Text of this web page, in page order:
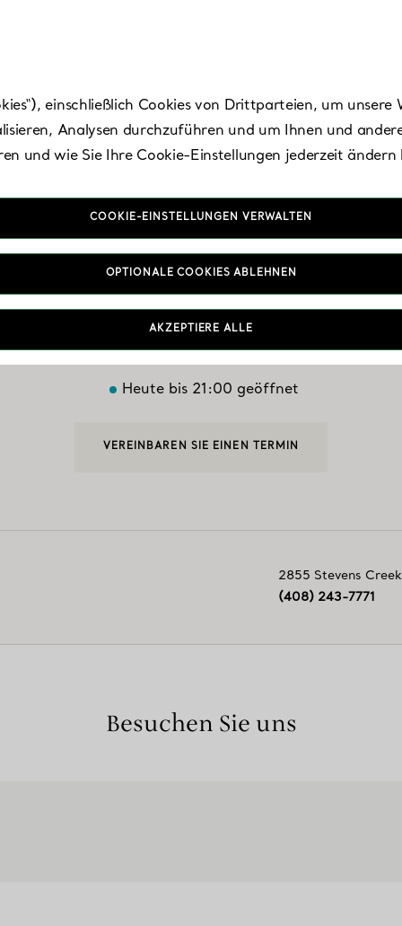
Jose - Westfield
Fair
Heute bis 21:00 geöffnet
VEREINBAREN SIE EINEN TERMIN
2855 Stevens
(408) 243-7771
Besuchen Sie uns
einschließlich Cookies von Drittparteien, um
Analysen durchzuführen und um Ihnen und
und wie Sie Ihre Cookie-Einstellungen jederzeit ändern
COOKIE-EINSTELLUNGEN VERWALTEN
OPTIONALE COOKIES ABLEHNEN
AKZEPTIERE ALLE